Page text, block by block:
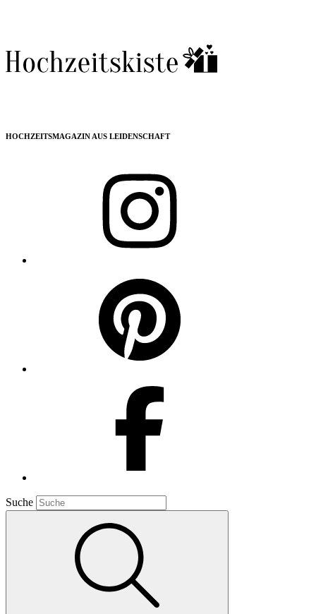
HOCHZEITSMAGAZIN AUS LEIDENSCHAFT
Suche